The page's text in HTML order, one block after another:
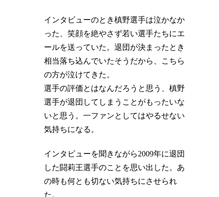
インタビューのとき槙野選手は泣かなか
った、笑顔を絶やさず若い選手たちにエ
ールを送っていた。退団が決まったとき
相当落ち込んでいたそうだから、こちら
の方が泣けてきた。
選手の評価とはなんだろうと思う、槙野
選手が退団してしまうことがもったいな
いと思う。一ファンとしてはやるせない
気持ちになる。
インタビューを聞きながら2009年に退団
した闘莉王選手のことを思い出した。あ
の時も何とも切ない気持ちにさせられ
た。